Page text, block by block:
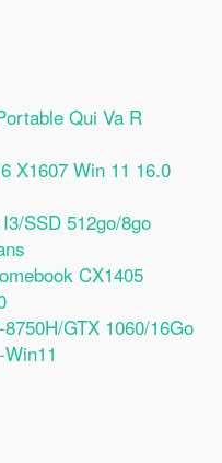
Qui Va R
X1607 Win 11 16.0
SSD 512go/8go
CX1405
GTX 1060/16Go